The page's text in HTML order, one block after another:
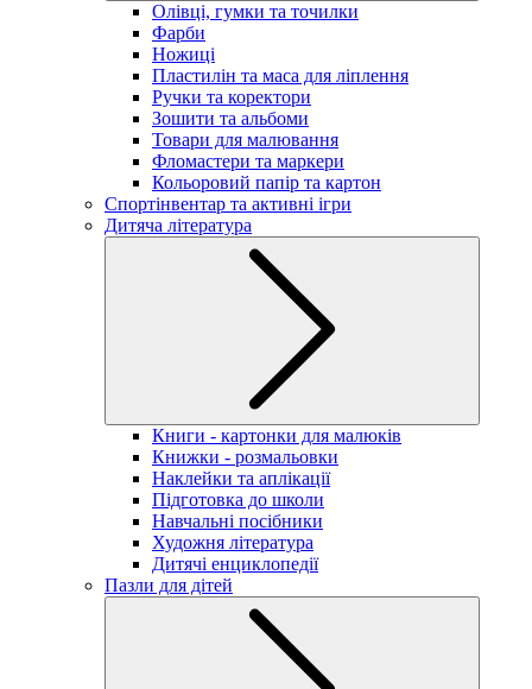
Олівці, гумки та точилки
Фарби
Ножиці
Пластилін та маса для ліплення
Ручки та коректори
Зошити та альбоми
Товари для малювання
Фломастери та маркери
Кольоровий папір та картон
Спортінвентар та активні ігри
Дитяча література
Книги - картонки для малюків
Книжки - розмальовки
Наклейки та аплікації
Підготовка до школи
Навчальні посібники
Художня література
Дитячі енциклопедії
Пазли для дітей